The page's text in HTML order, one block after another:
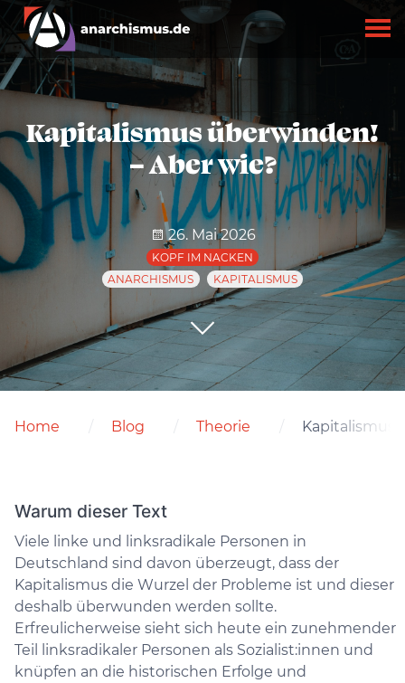
Kapitalismus überwinden!
– Aber wie?
26. Mai 2026
KOPF IM NACKEN
ANARCHISMUS
KAPITALISMUS
Home Blog Theorie Kapitalismus
Warum dieser Text
Viele linke und linksradikale Personen in
Deutschland sind davon überzeugt, dass der
Kapitalismus die Wurzel der Probleme ist und dieser
deshalb überwunden werden sollte.
Erfreulicherweise sieht sich heute ein zunehmender
Teil linksradikaler Personen als Sozialist:innen und
knüpfen an die historischen Erfolge und